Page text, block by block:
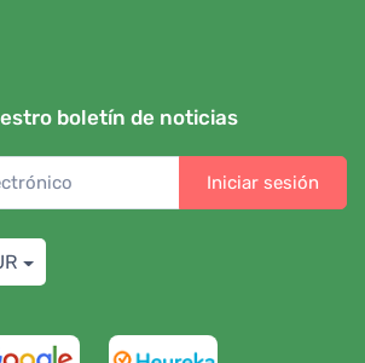
boletín de noticias
Iniciar sesión